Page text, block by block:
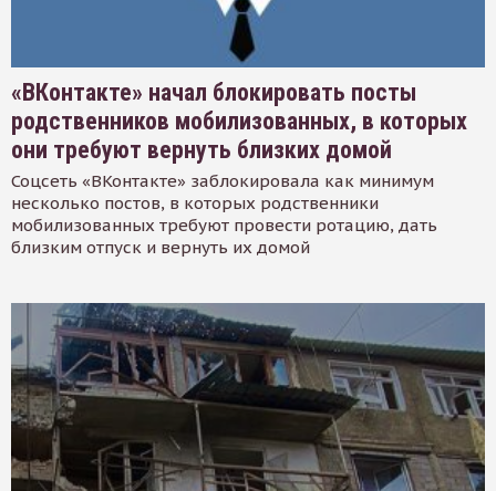
«ВКонтакте» начал блокировать посты
родственников мобилизованных, в которых
они требуют вернуть близких домой
Соцсеть «ВКонтакте» заблокировала как минимум
несколько постов, в которых родственники
мобилизованных требуют провести ротацию, дать
близким отпуск и вернуть их домой